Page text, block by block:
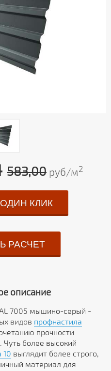
583,00 руб/м2
КЛИК
РАСЧЕТ
описание
7005 мышино-серый -
видов профнастила
прочности
Чуть более высокий
10 выглядит более строго,
материал для